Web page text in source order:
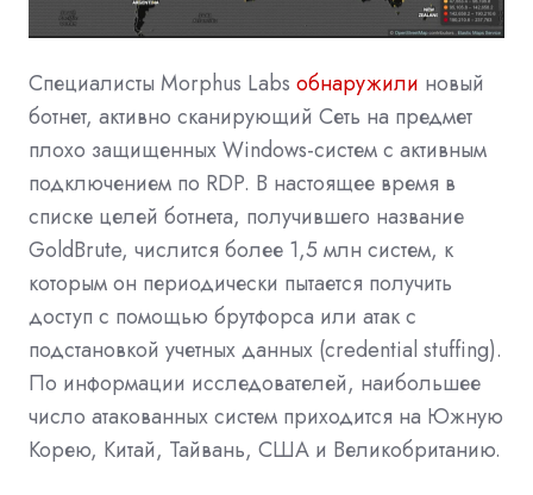
Специалисты Morphus Labs обнаружили новый
ботнет, активно сканирующий Сеть на предмет
плохо защищенных Windows-систем с активным
подключением по RDP. В настоящее время в
списке целей ботнета, получившего название
GoldBrute, числится более 1,5 млн систем, к
которым он периодически пытается получить
доступ с помощью брутфорса или атак с
подстановкой учетных данных (credential stuffing).
По информации исследователей, наибольшее
число атакованных систем приходится на Южную
Корею, Китай, Тайвань, США и Великобританию.